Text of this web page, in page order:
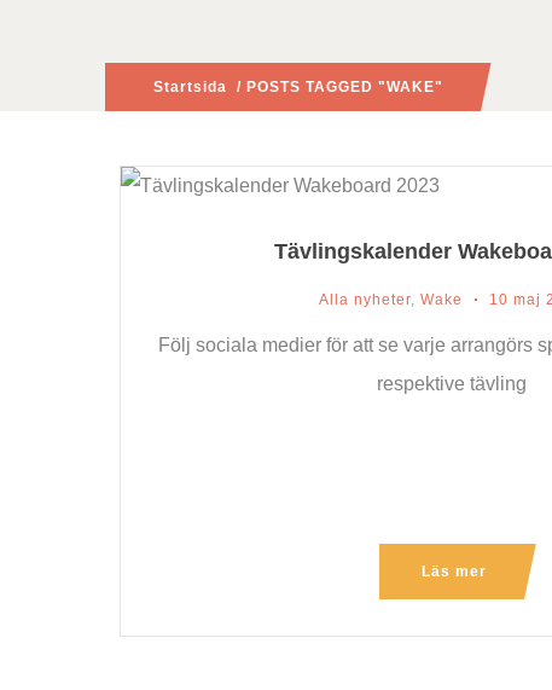
Startsida / POSTS TAGGED "WAKE"
Tävlingskalender
Alla nyheter, Wake 10 maj
Följ sociala medier för att se varje arrangörs
respektive tävling
Läs mer